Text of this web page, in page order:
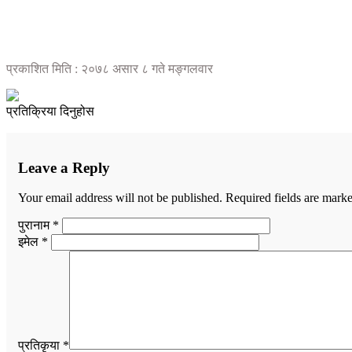
प्रकाशित मिति : २०७८ असार ८ गते मङ्गलवार
प्रतिक्रिया दिनुहोस
Leave a Reply
Your email address will not be published. Required fields are
पुरानाम *
इमेल *
प्रतिकृया *